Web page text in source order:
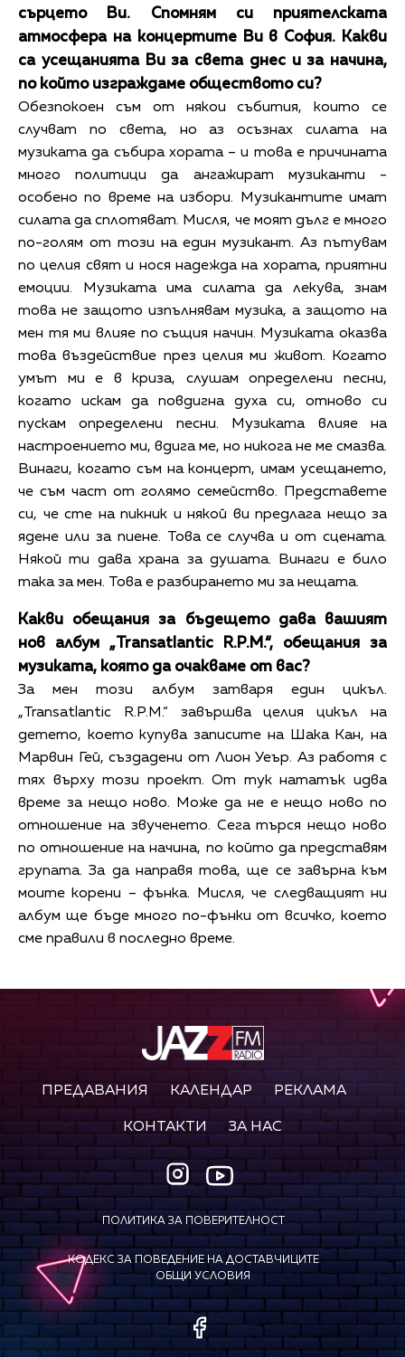
сърцето Ви. Спомням си приятелската
атмосфера на концертите Ви в София. Какви
са усещанията Ви за света днес и за начина,
по който изграждаме обществото си?
Обезпокоен съм от някои събития, които се
случват по света, но аз осъзнах силата на
музиката да събира хората – и това е причината
много политици да ангажират музиканти -
особено по време на избори. Музикантите имат
силата да сплотяват. Мисля, че моят дълг е много
по-голям от този на един музикант. Аз пътувам
по целия свят и нося надежда на хората, приятни
емоции. Музиката има силата да лекува, знам
това не защото изпълнявам музика, а защото на
мен тя ми влияе по същия начин. Музиката оказва
това въздействие през целия ми живот. Когато
умът ми е в криза, слушам определени песни,
когато искам да повдигна духа си, отново си
пускам определени песни. Музиката влияе на
настроението ми, вдига ме, но никога не ме смазва.
Винаги, когато съм на концерт, имам усещането,
че съм част от голямо семейство. Представете
си, че сте на пикник и някой ви предлага нещо за
ядене или за пиене. Това се случва и от сцената.
Някой ти дава храна за душата. Винаги е било
така за мен. Това е разбирането ми за нещата.
Какви обещания за бъдещето дава вашият
нов албум „Transatlantic R.P.M.“, обещания за
музиката, която да очакваме от вас?
За мен този албум затваря един цикъл.
„Transatlantic R.P.M.“ завършва целия цикъл на
детето, което купува записите на Шака Кан, на
Марвин Гей, създадени от Лион Уеър. Аз работя с
тях върху този проект. От тук нататък идва
време за нещо ново. Може да не е нещо ново по
отношение на звученето. Сега търся нещо ново
по отношение на начина, по който да представям
групата. За да направя това, ще се завърна към
моите корени – фънка. Мисля, че следващият ни
албум ще бъде много по-фънки от всичко, което
сме правили в последно време.
ПРЕДАВАНИЯ КАЛЕНДАР РЕКЛАМА
КОНТАКТИ ЗА НАС
ПОЛИТИКА ЗА ПОВЕРИТЕЛНОСТ
КОДЕКС ЗА ПОВЕДЕНИЕ НА ДОСТАВЧИЦИТЕ
ОБЩИ УСЛОВИЯ